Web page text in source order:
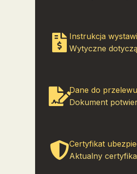
Instrukcja
Wytyczne
Dane do
Dokument
Certyfikat
Aktualny